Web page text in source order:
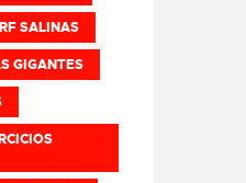
SALINAS
GIGANTES